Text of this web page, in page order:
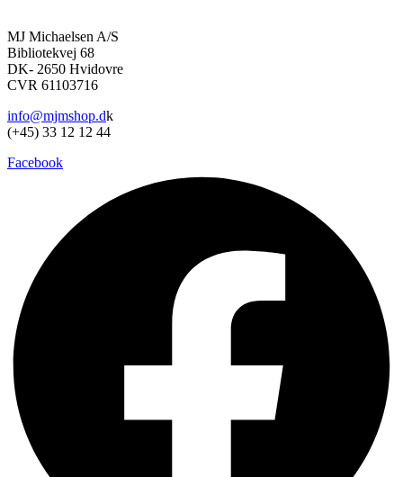
MJ Michaelsen A/S
Bibliotekvej 68
DK- 2650 Hvidovre
CVR 61103716
info@mjmshop.dk
(+45) 33 12 12 44
Facebook